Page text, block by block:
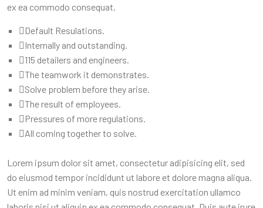
ex ea commodo consequat.
Default Resulations.
Internally and outstanding.
115 detailers and engineers.
The teamwork it demonstrates.
Solve problem before they arise.
The result of employees.
Pressures of more regulations.
All coming together to solve.
Lorem ipsum dolor sit amet, consectetur adipisicing elit, sed
do eiusmod tempor incididunt ut labore et dolore magna aliqua.
Ut enim ad minim veniam, quis nostrud exercitation ullamco